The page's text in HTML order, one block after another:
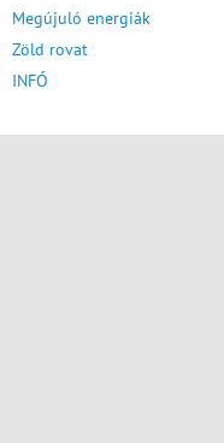
Megújuló energiák
Zöld rovat
INFÓ